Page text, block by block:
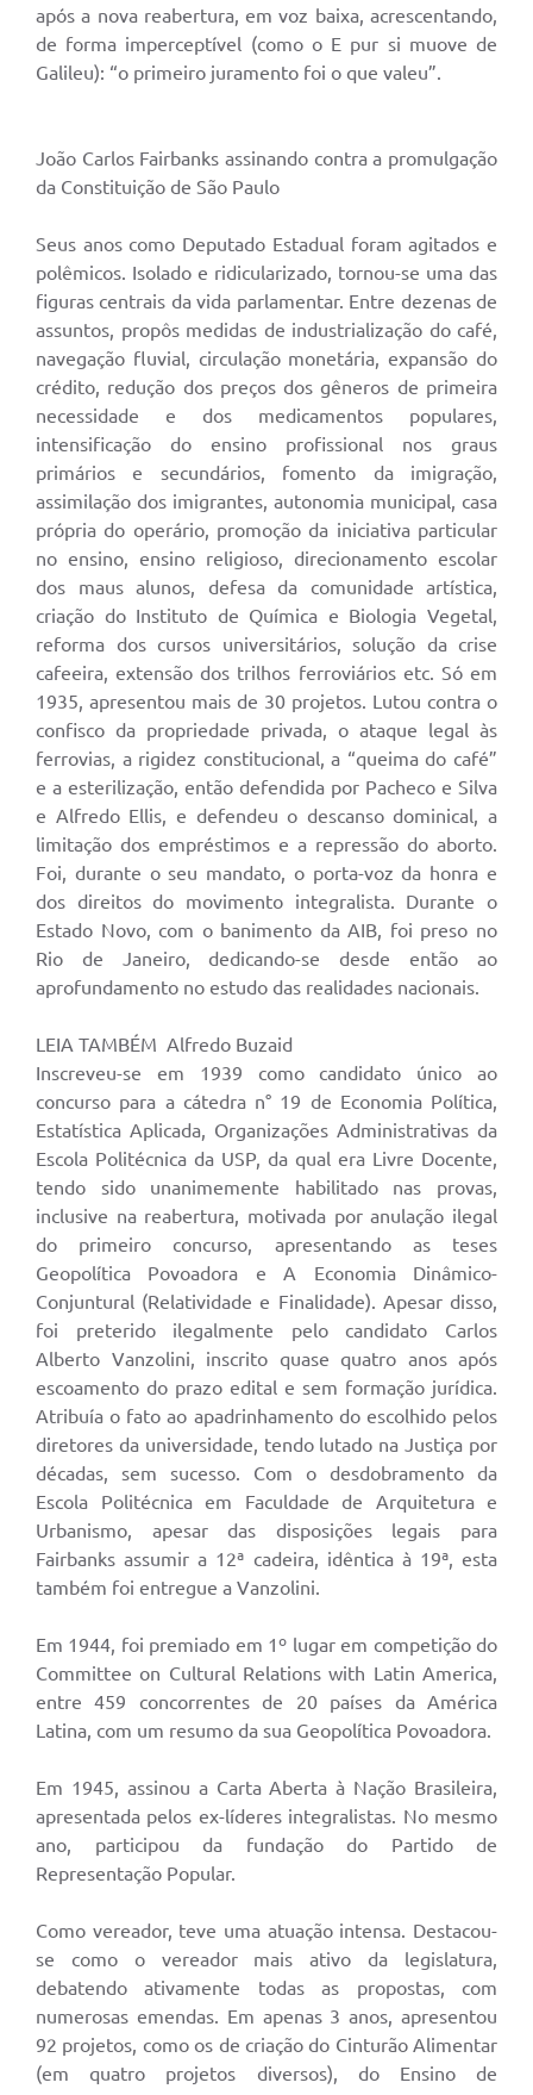
após a nova reabertura, em voz baixa, acrescentando,
de forma imperceptível (como o E pur si muove de
Galileu): “o primeiro juramento foi o que valeu”.
João Carlos Fairbanks assinando contra a promulgação
da Constituição de São Paulo
Seus anos como Deputado Estadual foram agitados e
polêmicos. Isolado e ridicularizado, tornou-se uma das
figuras centrais da vida parlamentar. Entre dezenas de
assuntos, propôs medidas de industrialização do café,
navegação fluvial, circulação monetária, expansão do
crédito, redução dos preços dos gêneros de primeira
necessidade e dos medicamentos populares,
intensificação do ensino profissional nos graus
primários e secundários, fomento da imigração,
assimilação dos imigrantes, autonomia municipal, casa
própria do operário, promoção da iniciativa particular
no ensino, ensino religioso, direcionamento escolar
dos maus alunos, defesa da comunidade artística,
criação do Instituto de Química e Biologia Vegetal,
reforma dos cursos universitários, solução da crise
cafeeira, extensão dos trilhos ferroviários etc. Só em
1935, apresentou mais de 30 projetos. Lutou contra o
confisco da propriedade privada, o ataque legal às
ferrovias, a rigidez constitucional, a “queima do café”
e a esterilização, então defendida por Pacheco e Silva
e Alfredo Ellis, e defendeu o descanso dominical, a
limitação dos empréstimos e a repressão do aborto.
Foi, durante o seu mandato, o porta-voz da honra e
dos direitos do movimento integralista. Durante o
Estado Novo, com o banimento da AIB, foi preso no
Rio de Janeiro, dedicando-se desde então ao
aprofundamento no estudo das realidades nacionais.
LEIA TAMBÉM Alfredo Buzaid
Inscreveu-se em 1939 como candidato único ao
concurso para a cátedra n° 19 de Economia Política,
Estatística Aplicada, Organizações Administrativas da
Escola Politécnica da USP, da qual era Livre Docente,
tendo sido unanimemente habilitado nas provas,
inclusive na reabertura, motivada por anulação ilegal
do primeiro concurso, apresentando as teses
Geopolítica Povoadora e A Economia Dinâmico-
Conjuntural (Relatividade e Finalidade). Apesar disso,
foi preterido ilegalmente pelo candidato Carlos
Alberto Vanzolini, inscrito quase quatro anos após
escoamento do prazo edital e sem formação jurídica.
Atribuía o fato ao apadrinhamento do escolhido pelos
diretores da universidade, tendo lutado na Justiça por
décadas, sem sucesso. Com o desdobramento da
Escola Politécnica em Faculdade de Arquitetura e
Urbanismo, apesar das disposições legais para
Fairbanks assumir a 12ª cadeira, idêntica à 19ª, esta
também foi entregue a Vanzolini.
Em 1944, foi premiado em 1º lugar em competição do
Committee on Cultural Relations with Latin America,
entre 459 concorrentes de 20 países da América
Latina, com um resumo da sua Geopolítica Povoadora.
Em 1945, assinou a Carta Aberta à Nação Brasileira,
apresentada pelos ex-líderes integralistas. No mesmo
ano, participou da fundação do Partido de
Representação Popular.
Como vereador, teve uma atuação intensa. Destacou-
se como o vereador mais ativo da legislatura,
debatendo ativamente todas as propostas, com
numerosas emendas. Em apenas 3 anos, apresentou
92 projetos, como os de criação do Cinturão Alimentar
(em quatro projetos diversos), do Ensino de